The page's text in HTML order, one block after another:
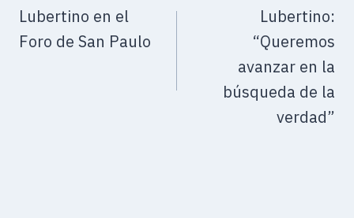
Lubertino en el
Foro de San Paulo
Lubertino:
“Queremos
avanzar en la
búsqueda de la
verdad”